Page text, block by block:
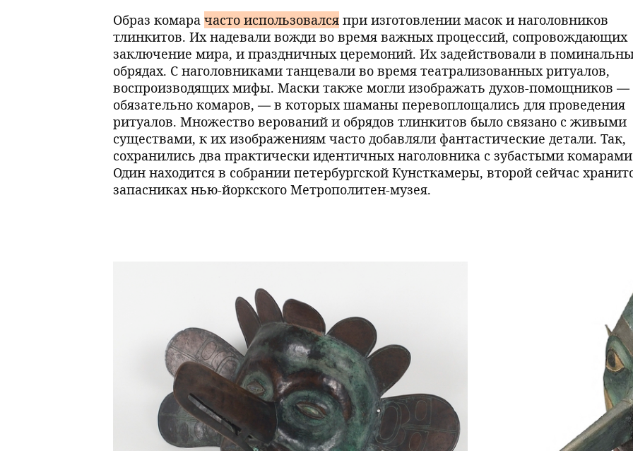
Образ комара часто использовался при изготовлении масок и наголовников
тлинкитов. Их надевали вожди во время важных процессий, сопровождающих
заключение мира, и праздничных церемоний. Их задействовали в
обрядах. С наголовниками танцевали во время театрализованных ритуалов,
воспроизводящих мифы. Маски также могли изображать духов-помощников —
обязательно комаров, — в которых шаманы перевоплощались для проведения
ритуалов. Множество верований и обрядов тлинкитов было связано с живыми
существами, к их изображениям часто добавляли фантастические детали. Так,
сохранились два практически идентичных наголовника с зубастыми
Один находится в собрании петербургской Кунсткамеры, второй сейчас
запасниках нью-йоркского Метрополитен-музея.